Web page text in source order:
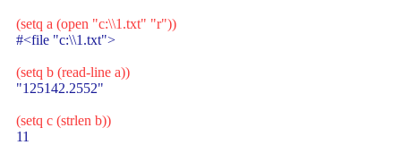
(setq a (open "c:\\1.txt" "r"))
#<file "c:\\1.txt">
(setq b (read-line a))
"125142.2552"
(setq c (strlen b))
11